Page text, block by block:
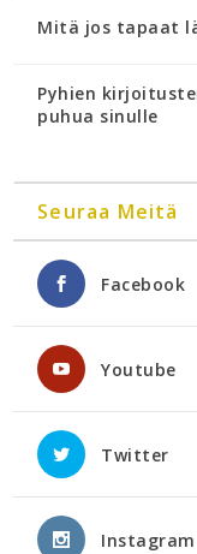
Mitä jos tapaat
Pyhien
puhua sinulle
Seuraa Meitä
Facebook
Youtube
Twitter
Instagram